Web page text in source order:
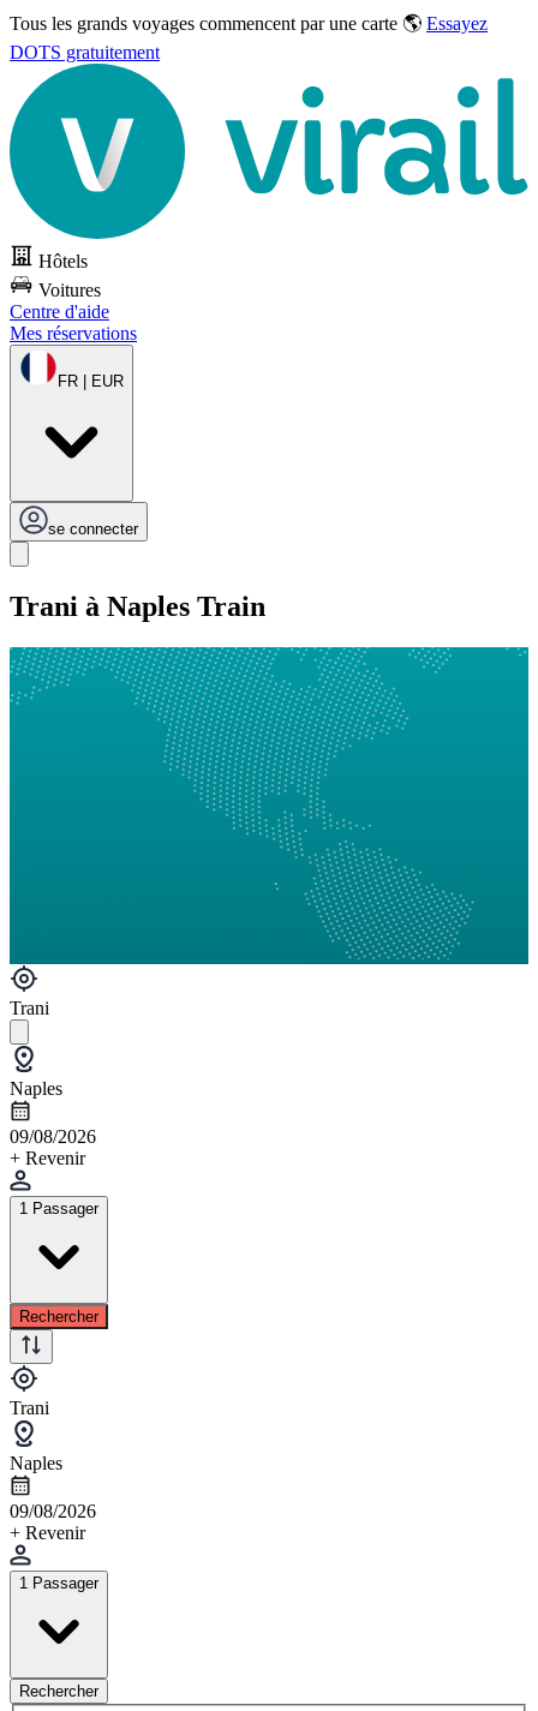
Tous les grands voyages commencent par une carte 🌎 Essayez
DOTS gratuitement
Hôtels
Voitures
Centre d'aide
Mes réservations
FR | EUR
se connecter
Trani à Naples Train
Trani
Naples
09/08/2026
+ Revenir
1 Passager
Rechercher
Trani
Naples
09/08/2026
+ Revenir
1 Passager
Rechercher